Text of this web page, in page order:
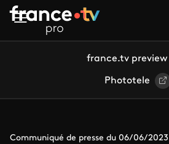
Aller au contenu principal
france.tv preview
Phototele
Communiqué de presse du 06/06/2023